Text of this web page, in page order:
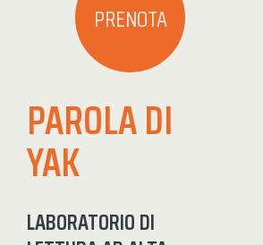
PRENOTA
PAROLA DI
YAK
LABORATORIO DI